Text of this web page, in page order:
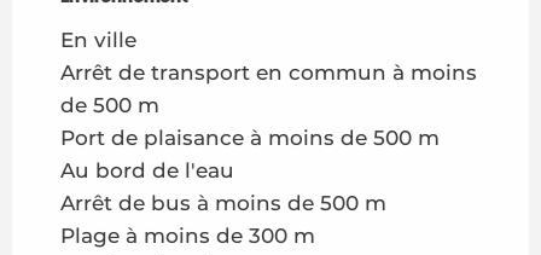
En ville
Arrêt de transport en commun à moins
de 500 m
Port de plaisance à moins de 500 m
Au bord de l'eau
Arrêt de bus à moins de 500 m
Plage à moins de 300 m